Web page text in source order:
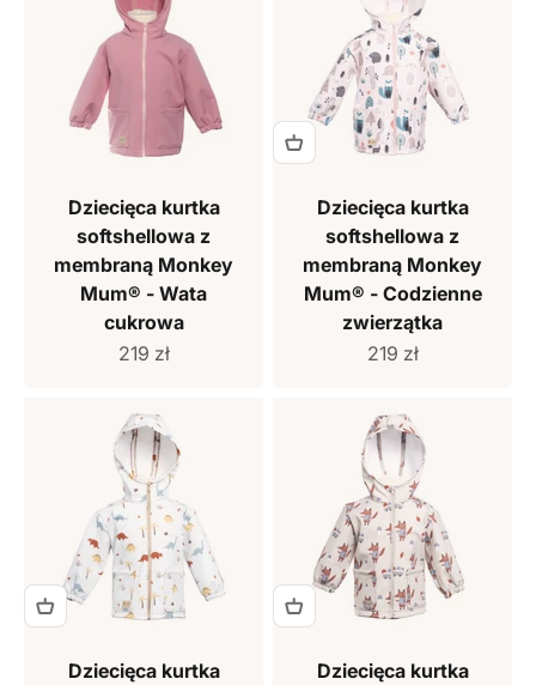
Dziecięca kurtka
softshellowa z
membraną Monkey
Mum® - Wata
cukrowa
Cena sprzedaży
219 zł
Dziecięca kurtka
softshellowa z
membraną Monkey
Mum® - Codzienne
zwierzątka
Cena sprzedaży
219 zł
Dziecięca kurtka
Dziecięca kurtka